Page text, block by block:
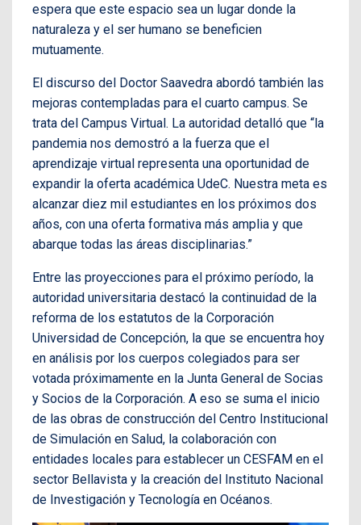
espera que este espacio sea un lugar donde la
naturaleza y el ser humano se beneficien
mutuamente.
El discurso del Doctor Saavedra abordó también las
mejoras contempladas para el cuarto campus. Se
trata del Campus Virtual. La autoridad detalló que “la
pandemia nos demostró a la fuerza que el
aprendizaje virtual representa una oportunidad de
expandir la oferta académica UdeC. Nuestra meta es
alcanzar diez mil estudiantes en los próximos dos
años, con una oferta formativa más amplia y que
abarque todas las áreas disciplinarias.”
Entre las proyecciones para el próximo período, la
autoridad universitaria destacó la continuidad de la
reforma de los estatutos de la Corporación
Universidad de Concepción, la que se encuentra hoy
en análisis por los cuerpos colegiados para ser
votada próximamente en la Junta General de Socias
y Socios de la Corporación. A eso se suma el inicio
de las obras de construcción del Centro Institucional
de Simulación en Salud, la colaboración con
entidades locales para establecer un CESFAM en el
sector Bellavista y la creación del Instituto Nacional
de Investigación y Tecnología en Océanos.